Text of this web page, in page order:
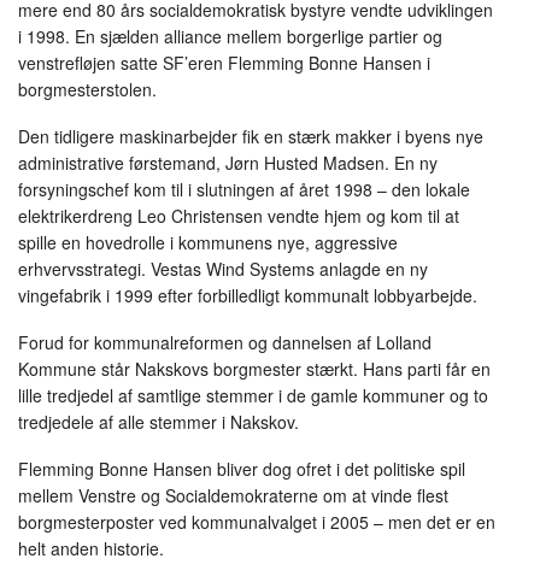
mere end 80 års socialdemokratisk bystyre vendte udviklingen
i 1998. En sjælden alliance mellem borgerlige partier og
venstrefløjen satte SF’eren Flemming Bonne Hansen i
borgmesterstolen.
Den tidligere maskinarbejder fik en stærk makker i byens nye
administrative førstemand, Jørn Husted Madsen. En ny
forsyningschef kom til i slutningen af året 1998 – den lokale
elektrikerdreng Leo Christensen vendte hjem og kom til at
spille en hovedrolle i kommunens nye, aggressive
erhvervsstrategi. Vestas Wind Systems anlagde en ny
vingefabrik i 1999 efter forbilledligt kommunalt lobbyarbejde.
Forud for kommunalreformen og dannelsen af Lolland
Kommune står Nakskovs borgmester stærkt. Hans parti får en
lille tredjedel af samtlige stemmer i de gamle kommuner og to
tredjedele af alle stemmer i Nakskov.
Flemming Bonne Hansen bliver dog ofret i det politiske spil
mellem Venstre og Socialdemokraterne om at vinde flest
borgmesterposter ved kommunalvalget i 2005 – men det er en
helt anden historie.